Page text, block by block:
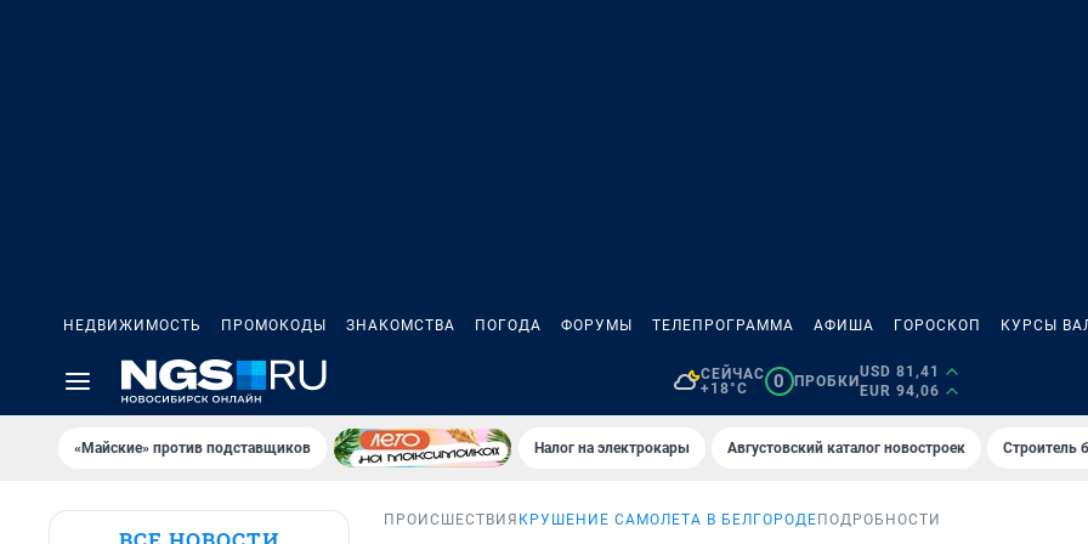
НЕДВИЖИМОСТЬ ПРОМОКОДЫ ЗНАКОМСТВА ПОГОДА ФОРУМЫ ТЕЛЕПРОГРАММА АФИША ГОРОСКОП КУРСЫ
СЕЙЧАС
+18°C
0 ПРОБКИ
USD 81,41
EUR 94,06
«Майские» против подставщиков Налог на электрокары Августовский каталог новостроек Строитель
ПРОИСШЕСТВИЯ КРУШЕНИЕ САМОЛЕТА В БЕЛГОРОДЕ ПОДРОБНОСТИ